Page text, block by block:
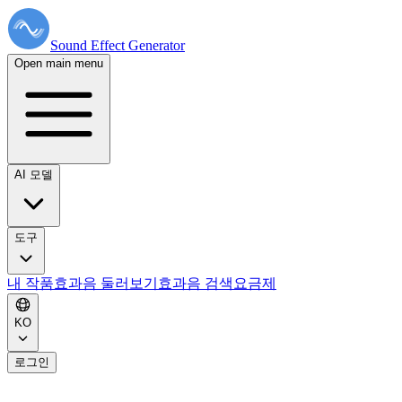
Sound Effect Generator
Open main menu
AI 모델
도구
내 작품효과음 둘러보기 효과음 검색 요금제
KO
로그인